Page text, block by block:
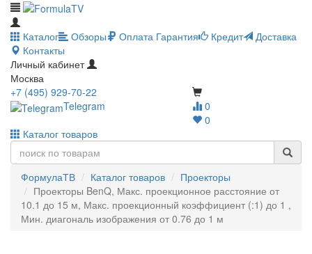
Каталог Обзоры Оплата Гарантия Кредит
Доставка
Контакты
Личный кабинет
Москва
0
0
+7 (495) 929-70-22
Telegram
Каталог товаров
ФормулаТВ Каталог товаров
Проекторы
Проекторы BenQ, Макс. проекционное расстояние от
10.1 до 15 м, Макс. проекционный коэффициент (:1) до 1 ,
Мин. диагональ изображения от 0.76 до 1 м